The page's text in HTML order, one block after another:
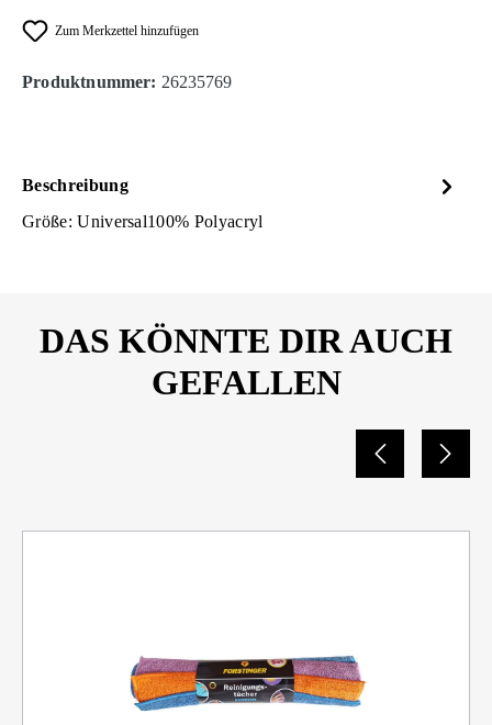
Zum Merkzettel hinzufügen
Produktnummer: 26235769
Beschreibung
Größe: Universal100% Polyacryl
DAS KÖNNTE DIR AUCH
GEFALLEN